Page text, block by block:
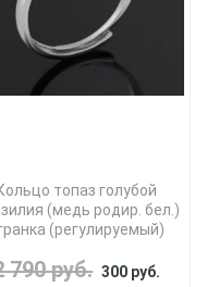
топаз голубой
(медь родир. бел.)
(регулируемый)
790 руб. 300 руб.